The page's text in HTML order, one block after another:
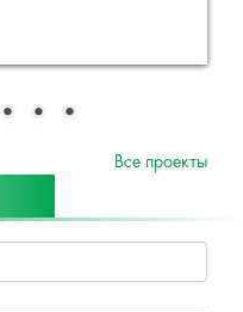
Все проекты